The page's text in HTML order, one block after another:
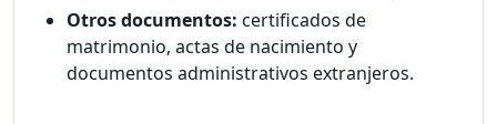
Otros documentos: certificados de
matrimonio, actas de nacimiento y
documentos administrativos extranjeros.